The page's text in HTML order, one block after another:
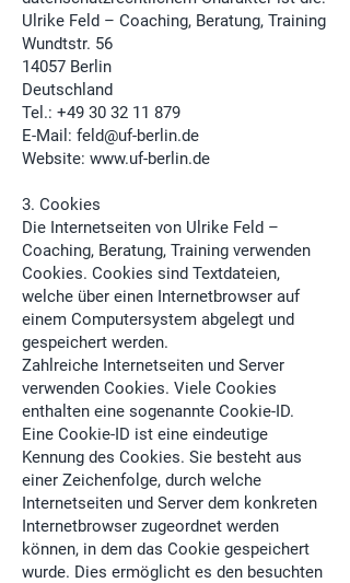
Ulrike Feld – Coaching, Beratung, Training
Wundtstr. 56
14057 Berlin
Deutschland
Tel.: +49 30 32 11 879
E-Mail: feld@uf-berlin.de
Website: www.uf-berlin.de
3. Cookies
Die Internetseiten von Ulrike Feld –
Coaching, Beratung, Training verwenden
Cookies. Cookies sind Textdateien,
welche über einen Internetbrowser auf
einem Computersystem abgelegt und
gespeichert werden.
Zahlreiche Internetseiten und Server
verwenden Cookies. Viele Cookies
enthalten eine sogenannte Cookie-ID.
Eine Cookie-ID ist eine eindeutige
Kennung des Cookies. Sie besteht aus
einer Zeichenfolge, durch welche
Internetseiten und Server dem konkreten
Internetbrowser zugeordnet werden
können, in dem das Cookie gespeichert
wurde. Dies ermöglicht es den besuchten